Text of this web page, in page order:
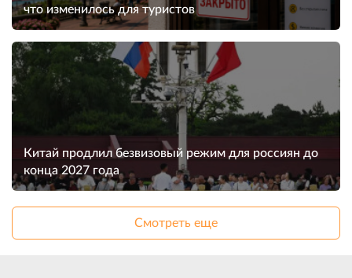
что изменилось для туристов
Китай продлил безвизовый режим для россиян до
конца 2027 года
Смотреть еще